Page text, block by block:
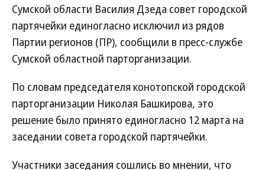
Сумской области Василия Дзеда совет городской
партячейки единогласно исключил из рядов
Партии регионов (ПР), сообщили в пресс-службе
Сумской областной парторганизации.
По словам председателя конотопской городской
парторганизации Николая Башкирова, это
решение было принято единогласно 12 марта на
заседании совета городской партячейки.
Участники заседания сошлись во мнении, что